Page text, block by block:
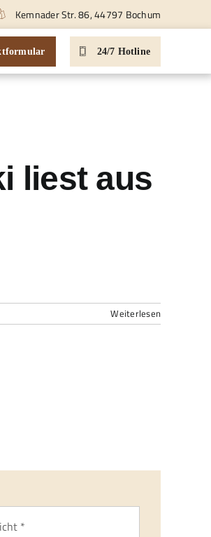
Kemnader Str. 86, 44797 Bochum
24/7 Hotline
liest aus
Weiterlesen